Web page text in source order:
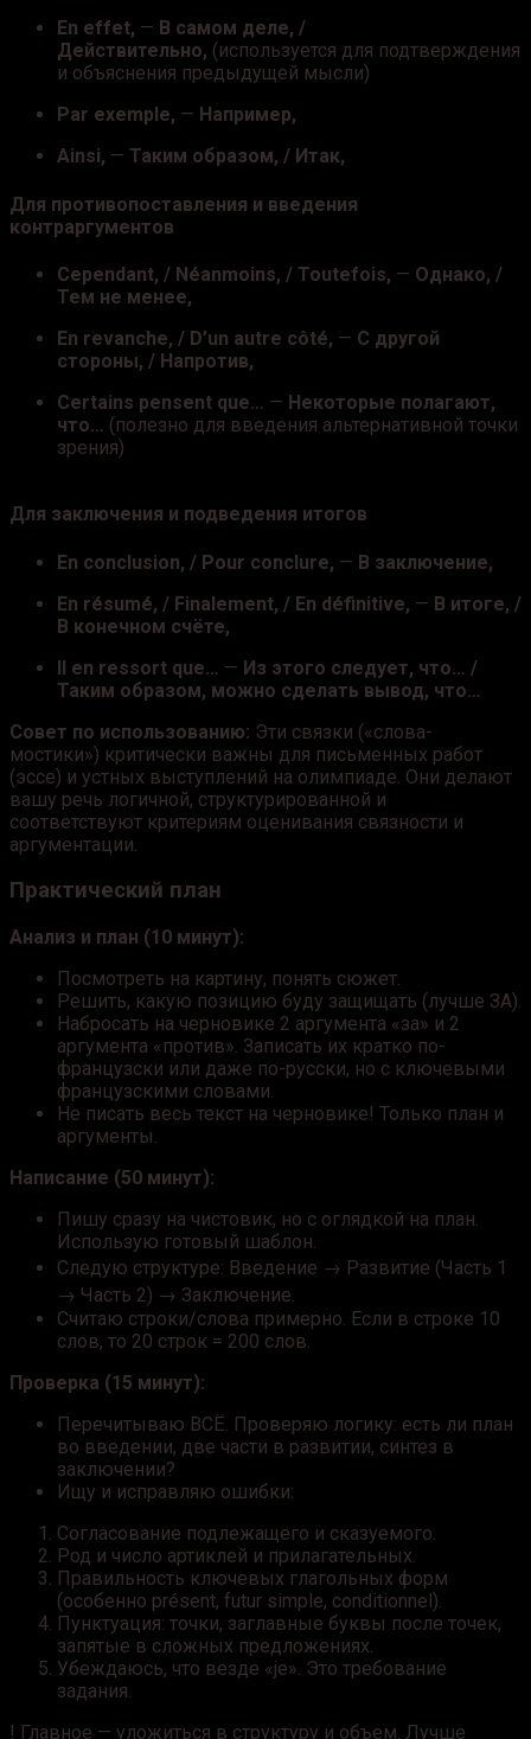
En effet, — В самом деле, /
Действительно, (используется для подтверждения
и объяснения предыдущей мысли)
Par exemple, — Например,
Ainsi, — Таким образом, / Итак,
Для противопоставления и введения
контраргументов
Cependant, / Néanmoins, / Toutefois, — Однако, /
Тем не менее,
En revanche, / D’un autre côté, — С другой
стороны, / Напротив,
Certains pensent que… — Некоторые полагают,
что… (полезно для введения альтернативной точки
зрения)
Для заключения и подведения итогов
En conclusion, / Pour conclure, — В заключение,
En résumé, / Finalement, / En définitive, — В итоге, /
В конечном счёте,
Il en ressort que… — Из этого следует, что… /
Таким образом, можно сделать вывод, что…
Совет по использованию: Эти связки («слова-
мостики») критически важны для письменных работ
(эссе) и устных выступлений на олимпиаде. Они делают
вашу речь логичной, структурированной и
соответствуют критериям оценивания связности и
аргументации.
Практический план
Анализ и план (10 минут):
Посмотреть на картину, понять сюжет.
Решить, какую позицию буду защищать (лучше ЗА).
Набросать на черновике 2 аргумента «за» и 2
аргумента «против». Записать их кратко по-
французски или даже по-русски, но с ключевыми
французскими словами.
Не писать весь текст на черновике! Только план и
аргументы.
Написание (50 минут):
Пишу сразу на чистовик, но с оглядкой на план.
Использую готовый шаблон.
Следую структуре: Введение → Развитие (Часть 1
→ Часть 2) → Заключение.
Считаю строки/слова примерно. Если в строке 10
слов, то 20 строк = 200 слов.
Проверка (15 минут):
Перечитываю ВСЁ. Проверяю логику: есть ли план
во введении, две части в развитии, синтез в
заключении?
Ищу и исправляю ошибки:
Согласование подлежащего и сказуемого.
Род и число артиклей и прилагательных.
Правильность ключевых глагольных форм
(особенно présent, futur simple, conditionnel).
Пунктуация: точки, заглавные буквы после точек,
запятые в сложных предложениях.
Убеждаюсь, что везде «je». Это требование
задания.
! Главное — уложиться в структуру и объем. Лучше